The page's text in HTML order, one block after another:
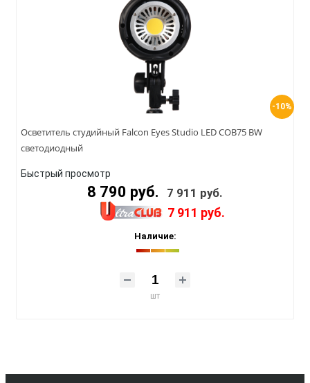
-10%
Осветитель студийный Falcon Eyes Studio LED COB75 BW
светодиодный
Быстрый просмотр
8 790 руб. 7 911 руб.
7 911 руб.
Наличие:
шт